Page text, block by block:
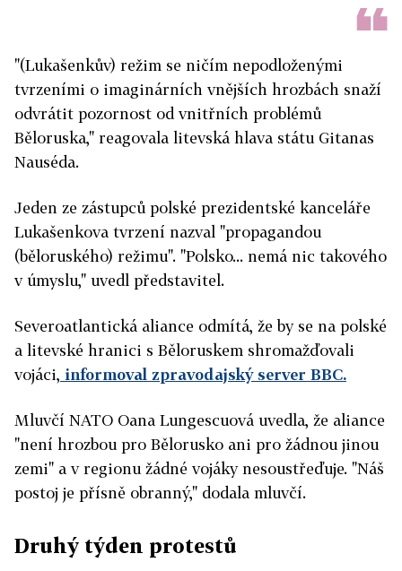
"(Lukašenkův) režim se ničím nepodloženými
tvrzeními o imaginárních vnějších hrozbách snaží
odvrátit pozornost od vnitřních problémů
Běloruska," reagovala litevská hlava státu Gitanas
Nauséda.
Jeden ze zástupců polské prezidentské kanceláře
Lukašenkova tvrzení nazval "propagandou
(běloruského) režimu". "Polsko... nemá nic takového
v úmyslu," uvedl představitel.
Severoatlantická aliance odmítá, že by se na polské
a litevské hranici s Běloruskem shromažďovali
vojáci, informoval zpravodajský server BBC.
Mluvčí NATO Oana Lungescuová uvedla, že aliance
"není hrozbou pro Bělorusko ani pro žádnou jinou
zemi" a v regionu žádné vojáky nesoustřeďuje. "Náš
postoj je přísně obranný," dodala mluvčí.
Druhý týden protestů